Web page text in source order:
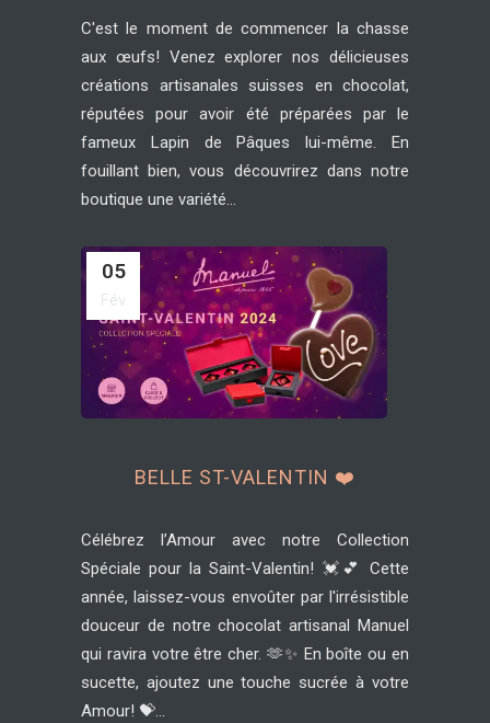
C'est le moment de commencer la chasse
aux œufs! Venez explorer nos délicieuses
créations artisanales suisses en chocolat,
réputées pour avoir été préparées par le
fameux Lapin de Pâques lui-même. En
fouillant bien, vous découvrirez dans notre
boutique une variété...
05
Fév
BELLE ST-VALENTIN ❤️
Célébrez l’Amour avec notre Collection
Spéciale pour la Saint-Valentin! 💓💕 Cette
année, laissez-vous envoûter par l'irrésistible
douceur de notre chocolat artisanal Manuel
qui ravira votre être cher. 🫶✨ En boîte ou en
sucette, ajoutez une touche sucrée à votre
Amour! 💝...